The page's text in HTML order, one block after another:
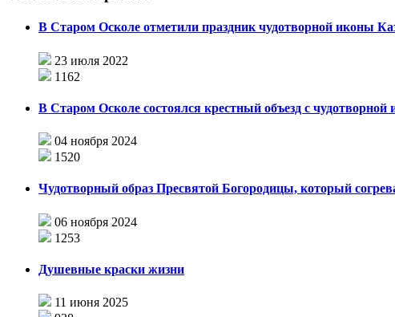
В Старом Осколе отметили праздник чудотворной иконы
23 июля 2022
1162
В Старом Осколе состоялся крестный объезд с
04 ноября 2024
1520
Чудотворный образ Пресвятой Богородицы, который
06 ноября 2024
1253
Душевные краски жизни
11 июня 2025